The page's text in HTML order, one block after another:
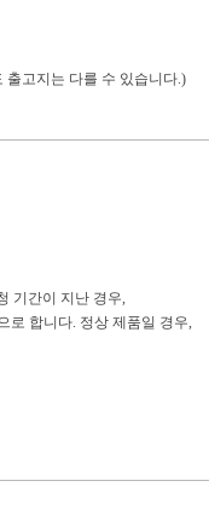
출고지는 다를 수 있습니다.)
기간이 지난 경우,
로 합니다. 정상 제품일 경우,